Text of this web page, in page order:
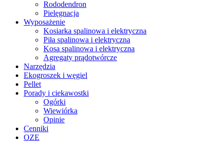
Rododendron
Pielęgnacja
Wyposażenie
Kosiarka spalinowa i elektryczna
Piła spalinowa i elektryczna
Kosa spalinowa i elektryczna
Agregaty prądotwórcze
Narzędzia
Ekogroszek i węgiel
Pellet
Porady i ciekawostki
Ogórki
Wiewiórka
Opinie
Cenniki
OZE